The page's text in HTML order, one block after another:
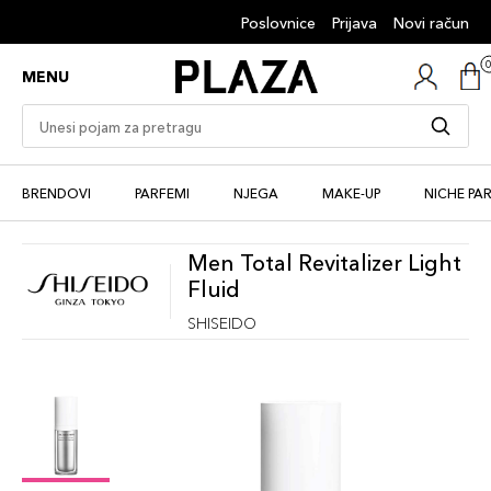
Poslovnice Prijava Novi račun
MENU
BRENDOVI PARFEMI NJEGA MAKE-UP NICHE
Men Total Revitalizer Light
Fluid
SHISEIDO